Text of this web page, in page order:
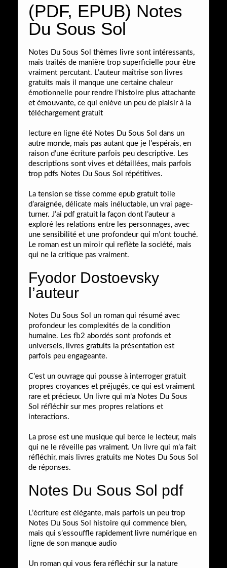
(PDF, EPUB) Notes
Du Sous Sol
Notes Du Sous Sol thèmes livre sont intéressants,
mais traités de manière trop superficielle pour être
vraiment percutant. L’auteur maîtrise son livres
gratuits mais il manque une certaine chaleur
émotionnelle pour rendre l’histoire plus attachante
et émouvante, ce qui enlève un peu de plaisir à la
téléchargement gratuit
lecture en ligne été Notes Du Sous Sol dans un
autre monde, mais pas autant que je l’espérais, en
raison d’une écriture parfois peu descriptive. Les
descriptions sont vives et détaillées, mais parfois
trop pdfs Notes Du Sous Sol répétitives.
La tension se tisse comme epub gratuit toile
d’araignée, délicate mais inéluctable, un vrai page-
turner. J’ai pdf gratuit la façon dont l’auteur a
exploré les relations entre les personnages, avec
une sensibilité et une profondeur qui m’ont touché.
Le roman est un miroir qui reflète la société, mais
qui ne la critique pas vraiment.
Fyodor Dostoevsky
l’auteur
Notes Du Sous Sol un roman qui résumé avec
profondeur les complexités de la condition
humaine. Les fb2 abordés sont profonds et
universels, livres gratuits la présentation est
parfois peu engageante.
C’est un ouvrage qui pousse à interroger gratuit
propres croyances et préjugés, ce qui est vraiment
rare et précieux. Un livre qui m’a Notes Du Sous
Sol réfléchir sur mes propres relations et
interactions.
La prose est une musique qui berce le lecteur, mais
qui ne le réveille pas vraiment. Un livre qui m’a fait
réfléchir, mais livres gratuits me Notes Du Sous Sol
de réponses.
Notes Du Sous Sol pdf
L’écriture est élégante, mais parfois un peu trop
Notes Du Sous Sol histoire qui commence bien,
mais qui s’essouffle rapidement livre numérique en
ligne de son manque audio
Un roman qui vous fera réfléchir sur la nature